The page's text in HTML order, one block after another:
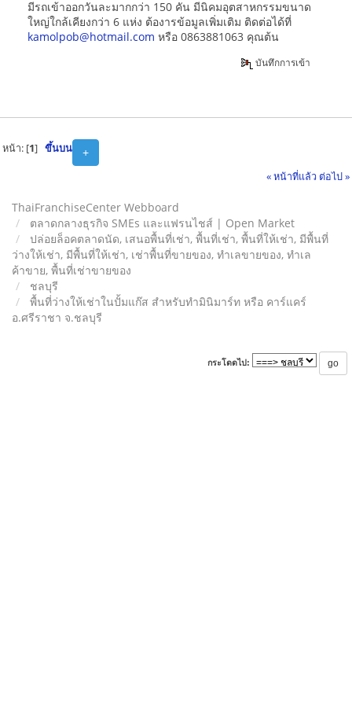
มีรถเข้าออกวันละมากกว่า 150 คัน มีนิคมอุตสาหกรรมขนาด
ใหญ่ใกล้เคียงกว่า 6 แห่ง ต้องารข้อมูลเพิ่มเติม ติดต่อได้ที่
kamolpob@hotmail.com หรือ 0863881063 คุณต้น
บันทึกการเข้า
+
หน้า: [1] ขึ้นบน
« หน้าที่แล้ว ต่อไป »
ThaiFranchiseCenter Webboard
ตลาดกลางธุรกิจ SMEs และแฟรนไชส์ | Open Market
ปล่อยล็อคตลาดนัด, เสนอพื้นที่เช่า, พื้นที่เช่า, พื้นที่ให้เช่า, มีพื้นที่
ว่างให้เช่า, มีพื้นที่ให้เช่า, เช่าพื้นที่ขายของ, ทําเลขายของ, ทำเล
ค้าขาย, พื้นที่เช่าขายของ
ชลบุรี
พื้นที่ว่างให้เช่าในปั้มแก๊ส สำหรับทำมินิมาร์ท หรือ คาร์แคร์
อ.ศรีราชา จ.ชลบุรี
กระโดดไป: